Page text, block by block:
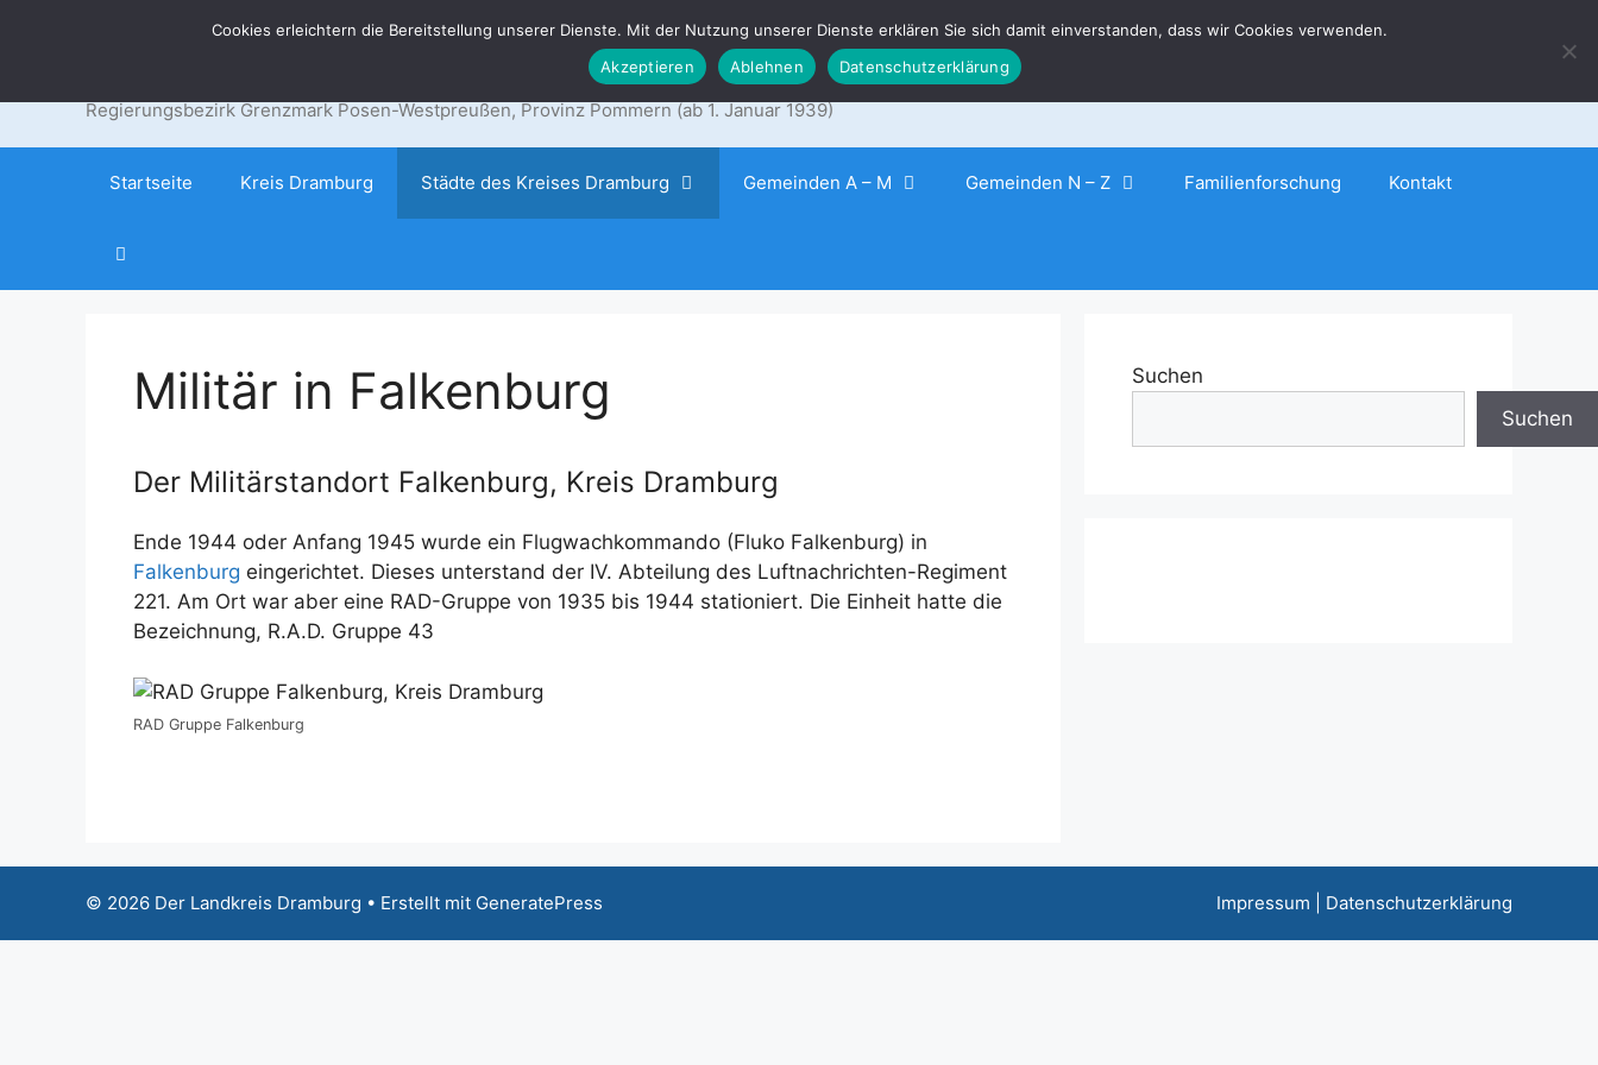
Der Landkreis Dramburg
Regierungsbezirk Grenzmark Posen-Westpreußen, Provinz Pommern (ab 1. Januar 1939)
Startseite Kreis Dramburg Städte des Kreises Dramburg Gemeinden A – M Gemeinden N – Z Familienforschung Kontakt
Militär in Falkenburg
Der Militärstandort Falkenburg, Kreis Dramburg
Ende 1944 oder Anfang 1945 wurde ein Flugwachkommando (Fluko Falkenburg) in
Falkenburg eingerichtet. Dieses unterstand der IV. Abteilung des Luftnachrichten-Regiment
221. Am Ort war aber eine RAD-Gruppe von 1935 bis 1944 stationiert. Die Einheit hatte die
Bezeichnung, R.A.D. Gruppe 43
RAD Gruppe Falkenburg
Suchen
Suchen
Impressum Datenschutzerklärung
© 2026 Der Landkreis Dramburg • Erstellt mit GeneratePress
Cookies erleichtern die Bereitstellung unserer Dienste. Mit der Nutzung unserer Dienste erklären Sie sich damit einverstanden, dass wir Cookies verwenden.
Akzeptieren
Ablehnen Datenschutzerklärung